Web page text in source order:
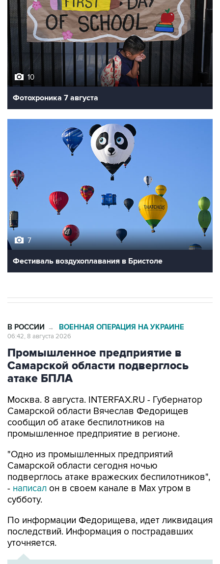
10
Фотохроника 7 августа
Фестиваль воздухоплавания в Бристоле
Промышленное предприятие в
Самарской области подверглось
атаке БПЛА
Москва. 8 августа. INTERFAX.RU - Губернатор
сообщил об атаке беспилотников на
промышленное предприятие в регионе.
"Одно из промышленных предприятий
подверглось атаке вражеских беспилотников",
-написалон в своем канале в Max утром в
субботу.
По информации Федорищева, идет ликвидация
уточняется.
ХРОНИКА